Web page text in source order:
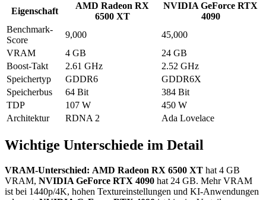
Eigenschaft
AMD Radeon RX
6500 XT
NVIDIA GeForce RTX
4090
Benchmark-
Score
9,000
45,000
VRAM
4 GB
24 GB
Boost-Takt
2.61 GHz
2.52 GHz
Speichertyp
GDDR6
GDDR6X
Speicherbus
64 Bit
384 Bit
TDP
107 W
450 W
Architektur
RDNA 2 Ada Lovelace
Wichtige Unterschiede im Detail
VRAM-Unterschied: AMD Radeon RX 6500 XT hat 4 GB
VRAM, NVIDIA GeForce RTX 4090 hat 24 GB. Mehr VRAM
ist bei 1440p/4K, hohen Textureinstellungen und KI-Anwendungen